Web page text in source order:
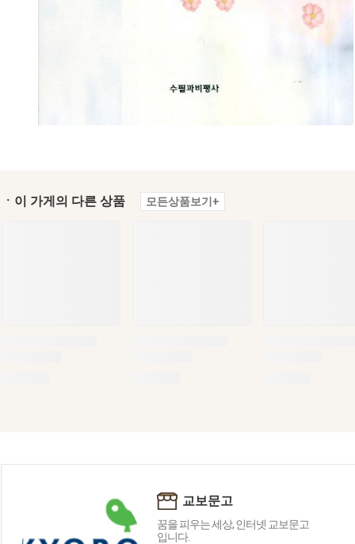
ㆍ이 가게의 다른 상품 모든상품보기+
교보문고
꿈을 피우는 세상, 인터넷 교보문고
입니다.